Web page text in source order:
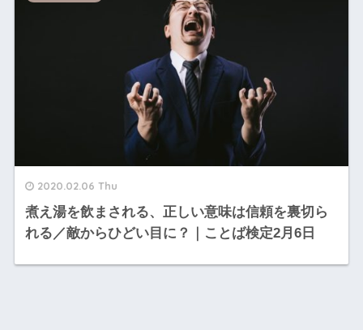
2020.02.06 Thu
煮え湯を飲まされる、正しい意味は信頼を裏切ら
れる／敵からひどい目に？｜ことば検定2月6日